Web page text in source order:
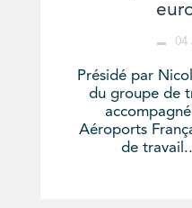
04
Présidé par
du groupe de
Aéroports
de